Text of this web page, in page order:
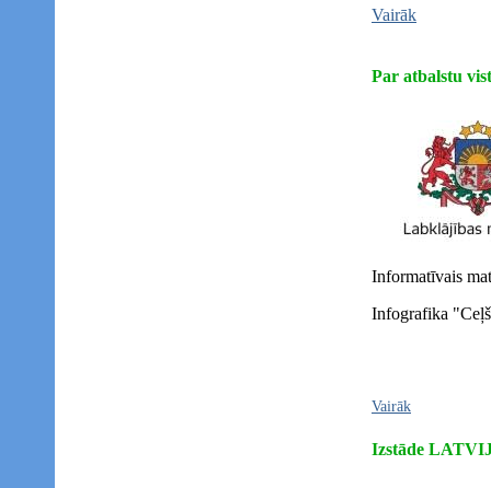
Vairāk
Par atbalstu
Informatīvais
Infografika
Vairāk
Izstāde